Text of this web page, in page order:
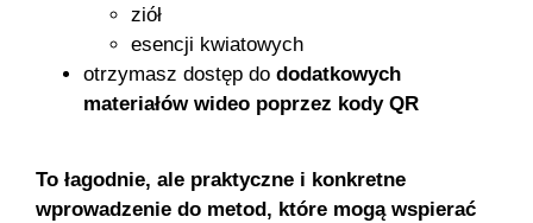
ziół
esencji kwiatowych
otrzymasz dostęp do dodatkowych
materiałów wideo poprzez kody QR
To łagodnie, ale praktyczne i konkretne
wprowadzenie do metod, które mogą wspierać